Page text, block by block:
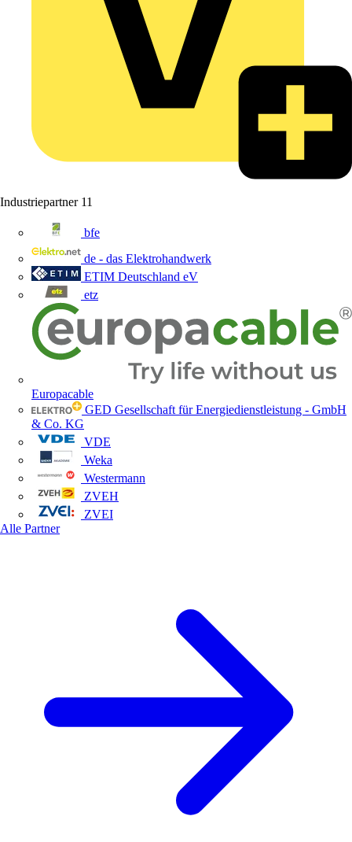
Industriepartner 11
bfe
de - das Elektrohandwerk
ETIM Deutschland eV
etz
Europacable
GED Gesellschaft für Energiedienstleistung - GmbH
& Co. KG
VDE
Weka
Westermann
ZVEH
ZVEI
Alle Partner